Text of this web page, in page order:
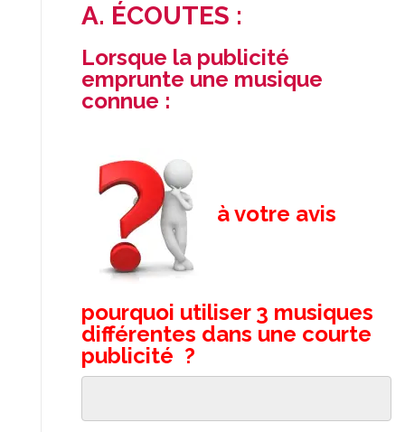
A. ÉCOUTES :
Lorsque la publicité
emprunte une musique
connue :
à votre avis
pourquoi utiliser 3 musiques
différentes dans une courte
publicité ?